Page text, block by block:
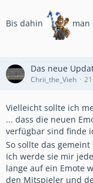
Bis dahin man
Das neue
Chrii_the_Vieh
Vielleicht sollte ich
... dass die neuen
verfügbar sind finde
So sollte das gemeint
Ich werde sie mir
lange auf ein Emote
den Mitspieler und